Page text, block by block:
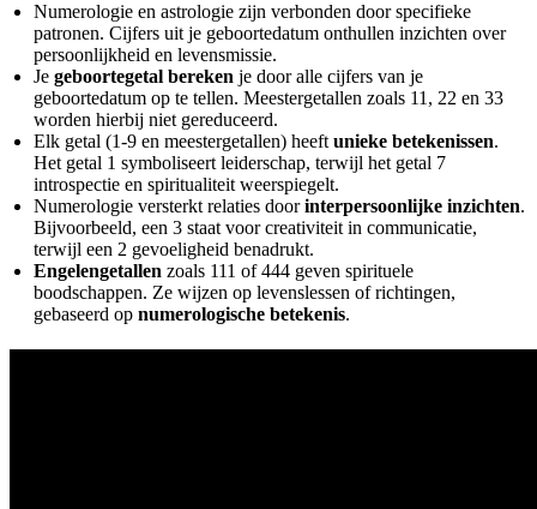
Numerologie en astrologie zijn verbonden door specifieke
patronen. Cijfers uit je geboortedatum onthullen inzichten over
persoonlijkheid en levensmissie.
Je geboortegetal bereken je door alle cijfers van je
geboortedatum op te tellen. Meestergetallen zoals 11, 22 en 33
worden hierbij niet gereduceerd.
Elk getal (1-9 en meestergetallen) heeft unieke betekenissen.
Het getal 1 symboliseert leiderschap, terwijl het getal 7
introspectie en spiritualiteit weerspiegelt.
Numerologie versterkt relaties doorinterpersoonlijke inzichten.
Bijvoorbeeld, een 3 staat voor creativiteit in communicatie,
terwijl een 2 gevoeligheid benadrukt.
Engelengetallen zoals 111 of 444 geven spirituele
boodschappen. Ze wijzen op levenslessen of richtingen,
gebaseerd op numerologische betekenis.